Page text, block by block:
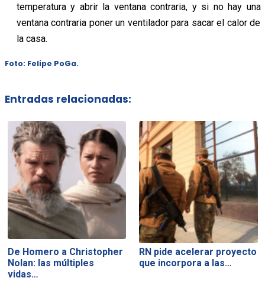
temperatura y abrir la ventana contraria, y si no hay una
ventana contraria poner un ventilador para sacar el calor de
la casa.
Foto: Felipe PoGa.
Entradas relacionadas:
De Homero a Christopher
Nolan: las múltiples
vidas…
RN pide acelerar proyecto
que incorpora a las…